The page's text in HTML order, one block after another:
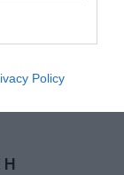
Policy
εμπειρίες
και
Η